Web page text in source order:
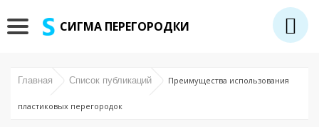
СИГМА ПЕРЕГОРОДКИ
Главная Список публикаций Преимущества использования
пластиковых перегородок